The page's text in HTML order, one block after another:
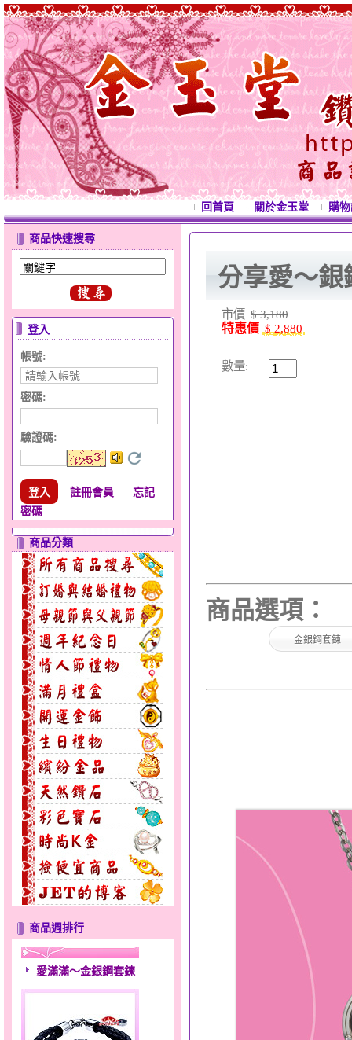
回首頁 關於金玉堂 購
商品快速搜尋
登入
帳號:
密碼:
驗證碼:
註冊會員
忘記
密碼
商品分類
商品週排行
愛滿滿～金銀鋼套鍊
分享愛～銀
市價 $ 3,180
特惠價 $ 2,880
數量:
商品選項：
金銀鋼套鍊